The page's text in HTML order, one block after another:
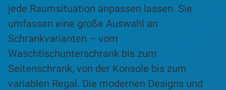
jede Raumsituation anpassen lassen. Sie
umfassen eine große Auswahl an
Schrankvarianten – vom
Waschtischunterschrank bis zum
Seitenschrank, von der Konsole bis zum
variablen Regal. Die modernen Designs und